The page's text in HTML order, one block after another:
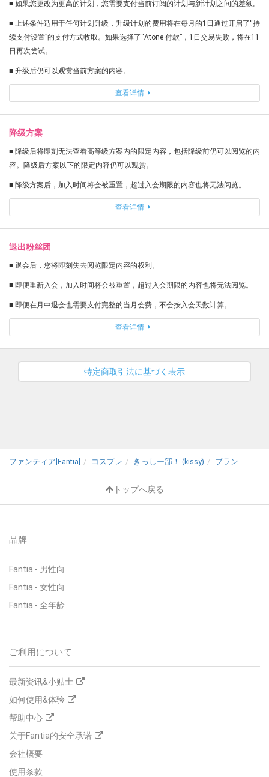
■ 如果您更改为更高的计划，您需要支付当前订阅的计划与新计划之间的差额。
■ 上述条件适用于任何计划升级，升级计划的费用将在每月的1日通过开启了“持
续支付设置”的支付方式收取。如果选择了“Atone 付款”，1日交易失败，将在11
日再次尝试。
■ 升级后仍可以观赏当前方案的内容。
查看详情
降级方案
■ 降级后将即刻无法查看高等级方案内的限定内容，包括降级前仍可以阅览的内
容。降级后方案以下的限定内容仍可以观赏。
■ 降级方案后，加入时间将会被重置，超过入会期限的内容也将无法阅览。
查看详情
退出粉丝团
■ 退会后，您将即刻失去阅览限定内容的权利。
■ 即便重新入会，加入时间将会被重置，超过入会期限的内容也将无法阅览。
■ 即便在月中退会也需要支付完整的当月会费，不会按入会天数计算。
查看详情
特定商取引法に基づく表示
ファンティア[Fantia] コスプレ きっしー部！ (kissy) プラン
トップへ戻る
品牌
Fantia - 男性向
Fantia - 女性向
Fantia - 全年龄
ご利用について
最新资讯&小贴士
如何使用&体验
帮助中心
关于Fantia的安全承诺
会社概要
使用条款